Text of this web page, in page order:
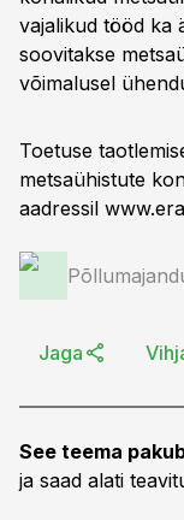
vajalikud tööd ka
soovitakse
võimalusel
Toetuse
metsaühistute
aadressil
Jaga
See teema
ja saad alati